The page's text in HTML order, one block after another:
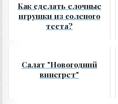
Как сделать елочные
игрушки из соленого
теста?
Салат "Новогодний
винегрет"